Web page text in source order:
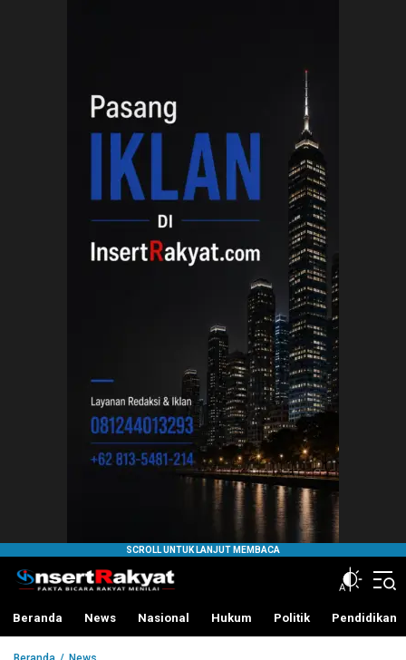
InsertRakyat.com
Fakta Bicara Rakyat Menilai
Beranda News Nasional Hukum Politik Pendidikan